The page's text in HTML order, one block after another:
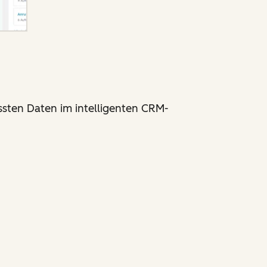
Daten im intelligenten CRM-